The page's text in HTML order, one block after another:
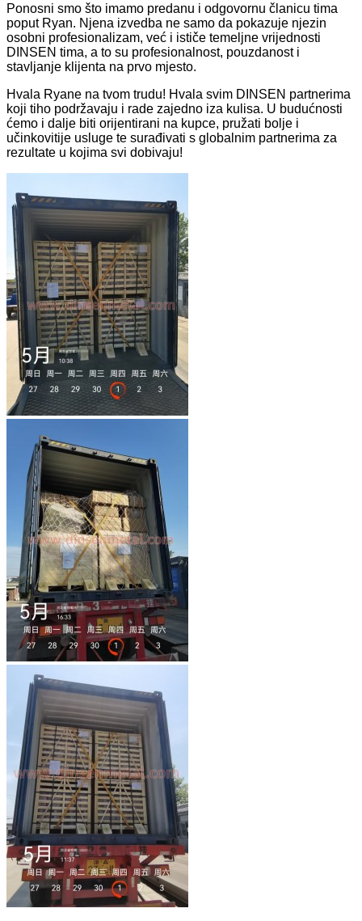
Ponosni smo što imamo predanu i odgovornu članicu tima
poput Ryan. Njena izvedba ne samo da pokazuje njezin
osobni profesionalizam, već i ističe temeljne vrijednosti
DINSEN tima, a to su profesionalnost, pouzdanost i
stavljanje klijenta na prvo mjesto.
Hvala Ryane na tvom trudu! Hvala svim DINSEN partnerima
koji tiho podržavaju i rade zajedno iza kulisa. U budućnosti
ćemo i dalje biti orijentirani na kupce, pružati bolje i
učinkovitije usluge te surađivati ​​s globalnim partnerima za
rezultate u kojima svi dobivaju!